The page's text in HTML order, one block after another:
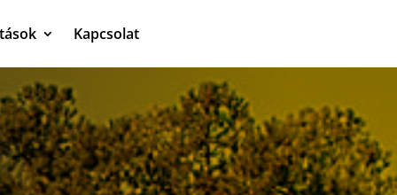
Kapcsolat